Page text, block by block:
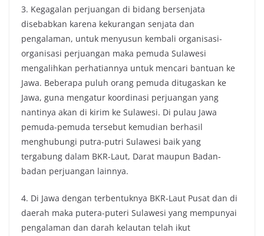
3. Kegagalan perjuangan di bidang bersenjata
disebabkan karena kekurangan senjata dan
pengalaman, untuk menyusun kembali organisasi-
organisasi perjuangan maka pemuda Sulawesi
mengalihkan perhatiannya untuk mencari bantuan ke
Jawa. Beberapa puluh orang pemuda ditugaskan ke
Jawa, guna mengatur koordinasi perjuangan yang
nantinya akan di kirim ke Sulawesi. Di pulau Jawa
pemuda-pemuda tersebut kemudian berhasil
menghubungi putra-putri Sulawesi baik yang
tergabung dalam BKR-Laut, Darat maupun Badan-
badan perjuangan lainnya.
4. Di Jawa dengan terbentuknya BKR-Laut Pusat dan di
daerah maka putera-puteri Sulawesi yang mempunyai
pengalaman dan darah kelautan telah ikut